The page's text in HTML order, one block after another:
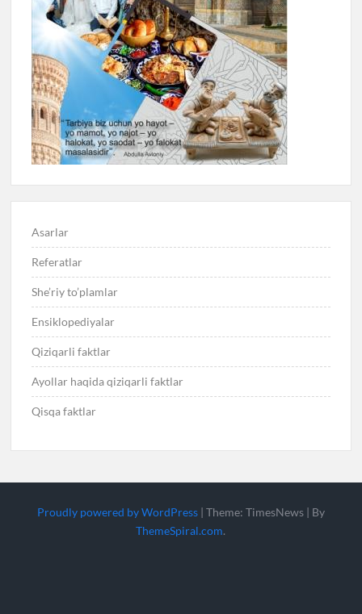
Asarlar
Referatlar
She’riy to’plamlar
Ensiklopediyalar
Qiziqarli faktlar
Ayollar haqida qiziqarli faktlar
Qisqa faktlar
Proudly powered by WordPress | Theme: TimesNews | By
ThemeSpiral.com.